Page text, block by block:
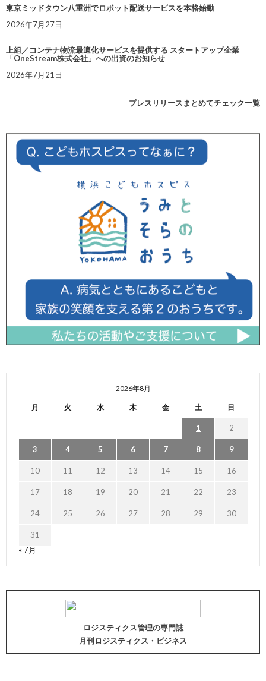
東京ミッドタウン八重洲でロボット配送サービスを本格始動
2026年7月27日
上組／コンテナ物流最適化サービスを提供する スタートアップ企業
「OneStream株式会社」への出資のお知らせ
2026年7月21日
プレスリリースまとめてチェック一覧
2026年8月
月 火 水 木 金 土 日
1 2
3 4 5 6 7 8 9
10 11 12 13 14 15 16
17 18 19 20 21 22 23
24 25 26 27 28 29 30
31
« 7月
ロジスティクス管理の専門誌
月刊ロジスティクス・ビジネス